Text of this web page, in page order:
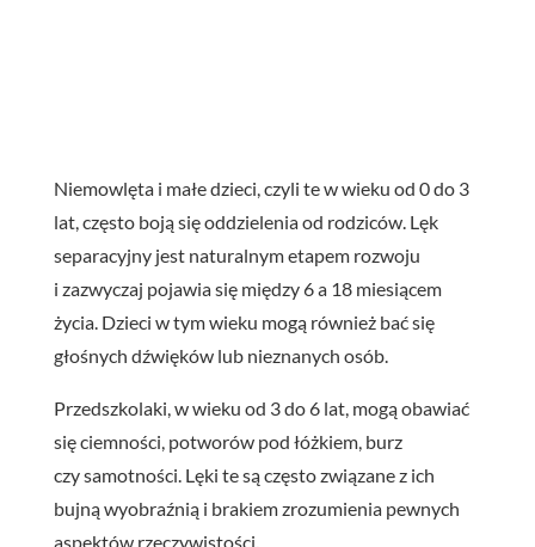
Niemowlęta i małe dzieci, czyli te w wieku od 0 do 3
lat, często boją się oddzielenia od rodziców. Lęk
separacyjny jest naturalnym etapem rozwoju
i zazwyczaj pojawia się między 6 a 18 miesiącem
życia. Dzieci w tym wieku mogą również bać się
głośnych dźwięków lub nieznanych osób.
Przedszkolaki, w wieku od 3 do 6 lat, mogą obawiać
się ciemności, potworów pod łóżkiem, burz
czy samotności. Lęki te są często związane z ich
bujną wyobraźnią i brakiem zrozumienia pewnych
aspektów rzeczywistości.